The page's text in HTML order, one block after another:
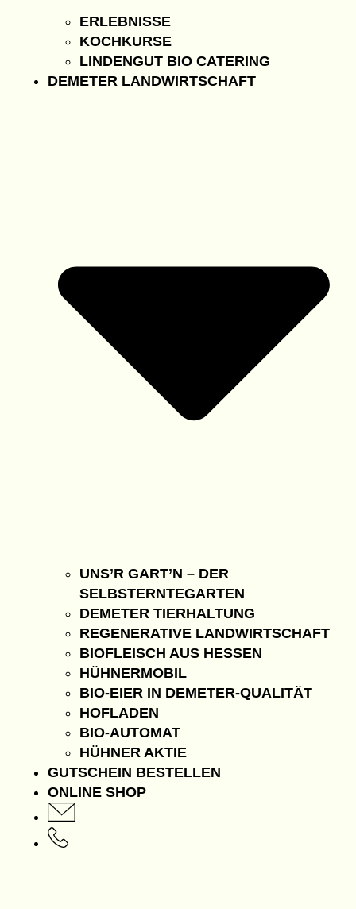
ERLEBNISSE
KOCHKURSE
LINDENGUT BIO CATERING
DEMETER LANDWIRTSCHAFT
UNS’R GART’N – DER
SELBSTERNTEGARTEN
DEMETER TIERHALTUNG
REGENERATIVE LANDWIRTSCHAFT
BIOFLEISCH AUS HESSEN
HÜHNERMOBIL
BIO-EIER IN DEMETER-QUALITÄT
HOFLADEN
BIO-AUTOMAT
HÜHNER AKTIE
GUTSCHEIN BESTELLEN
ONLINE SHOP